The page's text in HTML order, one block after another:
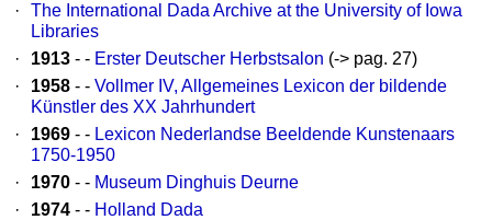
·
The International Dada Archive at the University of Iowa
Libraries
·
1913 - - Erster Deutscher Herbstsalon (-> pag. 27)
·
1958 - - Vollmer IV, Allgemeines Lexicon der bildende
Künstler des XX Jahrhundert
·
1969 - - Lexicon Nederlandse Beeldende Kunstenaars
1750-1950
·
1970 - - Museum Dinghuis Deurne
·
1974 - - Holland Dada